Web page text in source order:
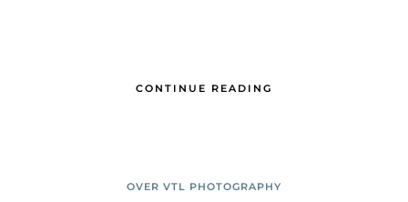
CONTINUE READING
OVER VTL PHOTOGRAPHY